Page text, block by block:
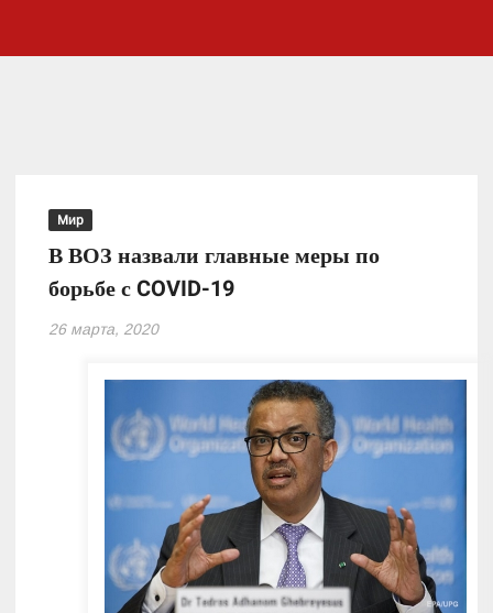
Мир
В ВОЗ назвали главные меры по
борьбе с COVID-19
26 марта, 2020